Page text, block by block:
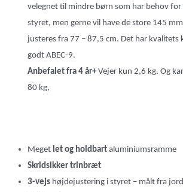
velegnet til mindre børn som har behov for
styret, men gerne vil have de store 145
justeres fra 77 – 87,5 cm. Det har kvalitets
godt ABEC-9.
Anbefalet fra 4 år+Vejer kun 2,6 kg. Og
80 kg,
Meget let og holdbart aluminiumsramme
Skridsikker trinbræt
3-vejs højdejustering i styret – målt fra